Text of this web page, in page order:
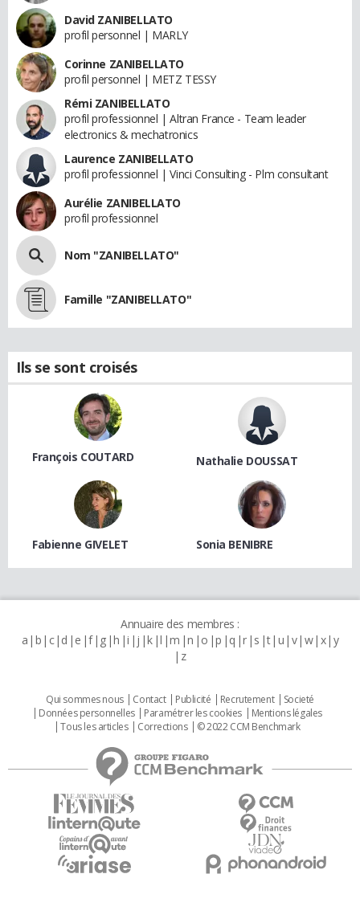
David ZANIBELLATO
profil personnel | MARLY
Corinne ZANIBELLATO
profil personnel | METZ TESSY
Rémi ZANIBELLATO
profil professionnel | Altran France - Team leader
electronics & mechatronics
Laurence ZANIBELLATO
profil professionnel | Vinci Consulting - Plm consultant
Aurélie ZANIBELLATO
profil professionnel
Nom "ZANIBELLATO"
Famille "ZANIBELLATO"
Ils se sont croisés
François COUTARD Nathalie DOUSSAT
Fabienne GIVELET Sonia BENIBRE
Annuaire des membres :
a b c d e f g h i j k l m n o p q r s t u v w x y
z
Qui sommes nous Contact Publicité Recrutement
Societé
Données personnelles
Paramétrer les cookies
Mentions légales
Tous les articles
Corrections © 2022 CCM Benchmark